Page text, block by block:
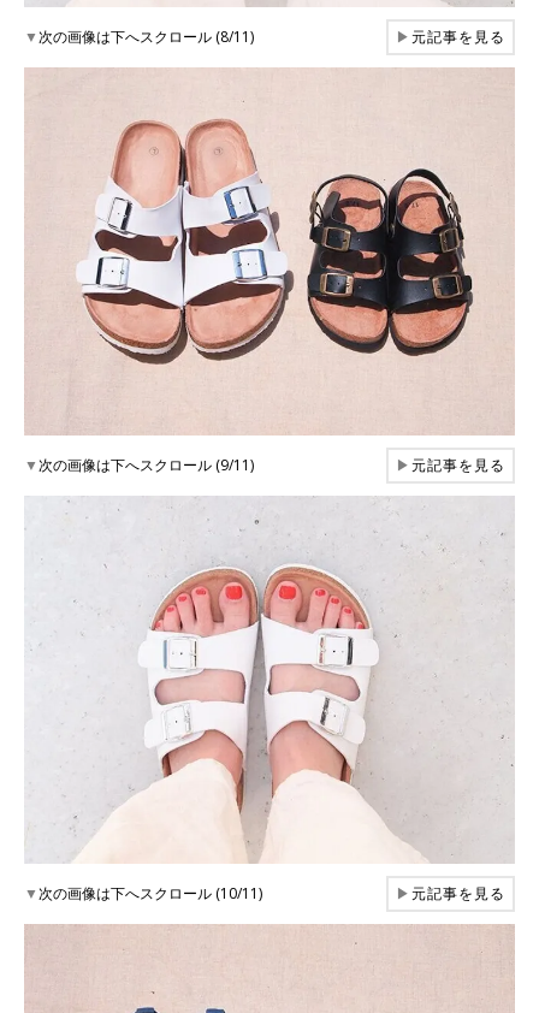
▼次の画像は下へスクロール (8/11) ▶元記事を見る
▼次の画像は下へスクロール (9/11) ▶元記事を見る
▼次の画像は下へスクロール (10/11) ▶元記事を見る